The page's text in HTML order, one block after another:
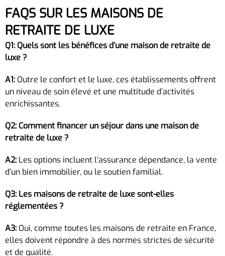
FAQS SUR LES MAISONS DE
RETRAITE DE LUXE
Q1: Quels sont les bénéfices d’une maison de retraite de
luxe ?
A1: Outre le confort et le luxe, ces établissements offrent
un niveau de soin élevé et une multitude d’activités
enrichissantes.
Q2: Comment financer un séjour dans une maison de
retraite de luxe ?
A2: Les options incluent l’assurance dépendance, la vente
d’un bien immobilier, ou le soutien familial.
Q3: Les maisons de retraite de luxe sont-elles
réglementées ?
A3: Oui, comme toutes les maisons de retraite en France,
elles doivent répondre à des normes strictes de sécurité
et de qualité.